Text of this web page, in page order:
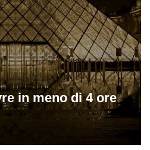
in meno di 4 ore